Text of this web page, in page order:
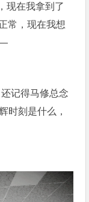
现在我拿到了
常，现在我想
记得马修总念
时刻是什么，